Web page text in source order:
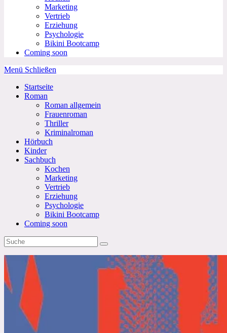
Marketing
Vertrieb
Erziehung
Psychologie
Bikini Bootcamp
Coming soon
Menü Schließen
Startseite
Roman
Roman allgemein
Frauenroman
Thriller
Kriminalroman
Hörbuch
Kinder
Sachbuch
Kochen
Marketing
Vertrieb
Erziehung
Psychologie
Bikini Bootcamp
Coming soon